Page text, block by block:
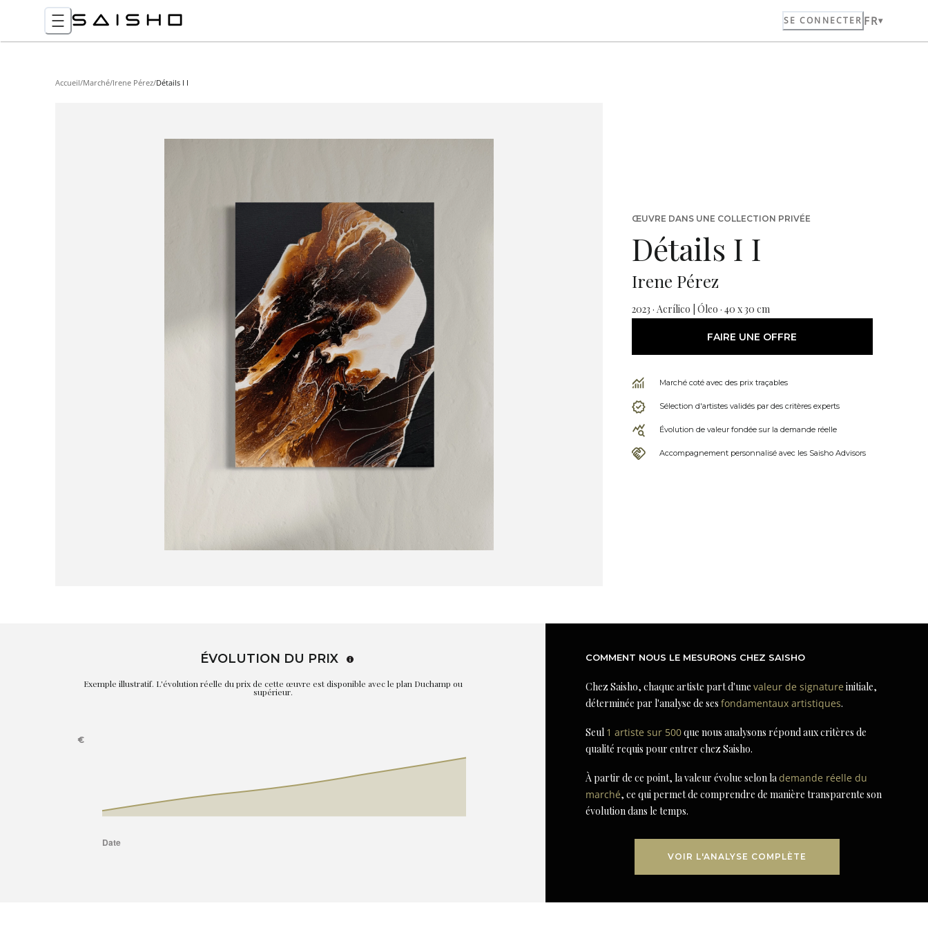
SE CONNECTER FR
Accueil/Marché/Irene Pérez/Détails I I
ŒUVRE DANS UNE COLLECTION PRIVÉE
Détails I I
Irene Pérez
2023 · Acrílico | Óleo · 40 x 30 cm
FAIRE UNE OFFRE
Marché coté avec des prix traçables
Sélection d'artistes validés par des critères experts
Évolution de valeur fondée sur la demande réelle
Accompagnement personnalisé avec les Saisho Advisors
ÉVOLUTION DU PRIX
Exemple illustratif. L'évolution réelle du prix de cette œuvre est disponible avec le plan Duchamp ou
supérieur.
COMMENT NOUS LE MESURONS CHEZ SAISHO
Chez Saisho, chaque artiste part d'unevaleur de signature initiale,
déterminée par l'analyse de sesfondamentaux artistiques.
Seul 1 artiste sur 500que nous analysons répond aux critères de
qualité requis pour entrer chez Saisho.
À partir de ce point, la valeur évolue selon lademande réelle du
marché, ce qui permet de comprendre de manière transparente son
évolution dans le temps.
VOIR L'ANALYSE COMPLÈTE